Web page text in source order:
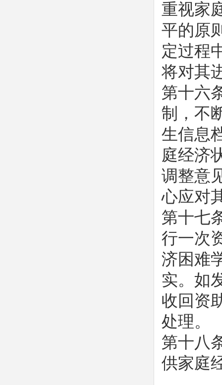
重视家
平的原
定过程
将对其
第十六
制，不
生信息
庭经济
调整意
心应对
第十七
行一次
济困难
实。如
收回资
处理。
第十八
供家庭